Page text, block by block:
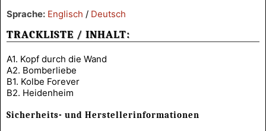
Sprache: Englisch / Deutsch
TRACKLISTE / INHALT:
A1. Kopf durch die Wand
A2. Bomberliebe
B1. Kolbe Forever
B2. Heidenheim
Sicherheits- und Herstellerinformationen